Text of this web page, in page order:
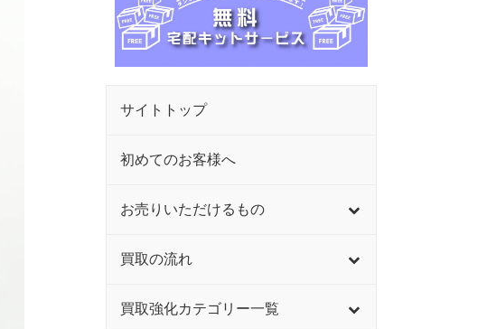
サイトトップ
初めてのお客様へ
お売りいただけるもの
買取の流れ
買取強化カテゴリー一覧